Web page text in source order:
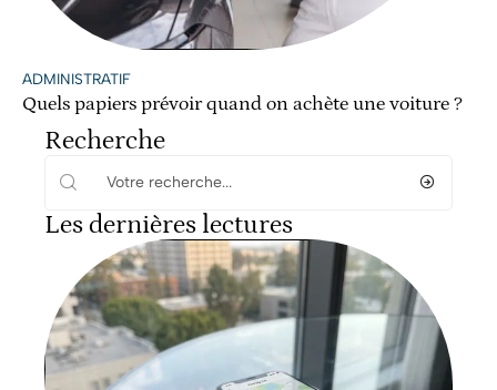
ADMINISTRATIF
Quels papiers prévoir quand on achète une voiture ?
Recherche
Les dernières lectures